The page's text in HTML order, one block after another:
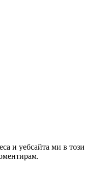
и уебсайта ми в този